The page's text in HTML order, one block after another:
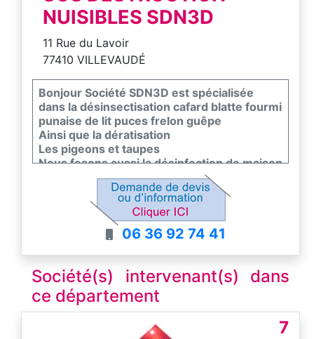
NUISIBLES SDN3D
11 Rue du Lavoir
77410 VILLEVAUDÉ
Bonjour Société SDN3D est spécialisée
dans la désinsectisation cafard blatte fourmi
punaise de lit puces frelon guêpe
Ainsi que la dératisation
Les pigeons et taupes
Nous fesons aussi la désinfection de maison
entrepôt restaurant
Nous restons disponible 7/7 24/24
Dans toute l'île de France Devis et
déplacement gratuit
Hésité à nous contacter nous vous
06 36 92 74 41
Société(s) intervenant(s) dans
ce département
7